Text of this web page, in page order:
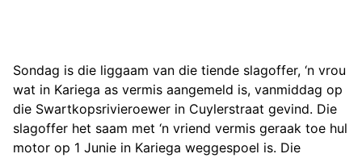
Sondag is die liggaam van die tiende slagoffer, ‘n vrou
wat in Kariega as vermis aangemeld is, vanmiddag op
die Swartkopsrivieroewer in Cuylerstraat gevind. Die
slagoffer het saam met ‘n vriend vermis geraak toe hul
motor op 1 Junie in Kariega weggespoel is. Die